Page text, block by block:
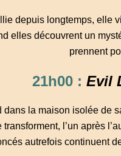
depuis longtemps, elle
elles découvrent un
prennent
21h00 : Evil
dans la maison isolée
l’un après
autrefois continuent